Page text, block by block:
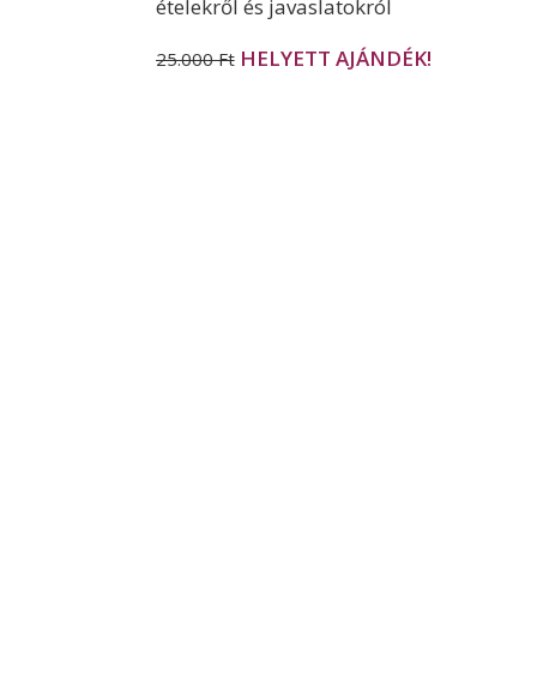
ételekről és javaslatokról
25.000 FtHELYETT AJÁNDÉK!